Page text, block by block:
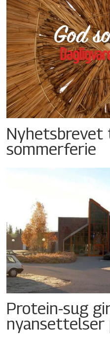
Nyhetsbrevet
sommerferie
Protein-sug
nyansettelser